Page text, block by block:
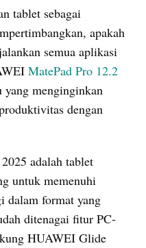
tablet sebagai
apakah
semua aplikasi
MatePad Pro 12.2
yang menginginkan
dengan
untuk memenuhi
dalam format yang
ditenagai fitur PC-
HUAWEI Glide